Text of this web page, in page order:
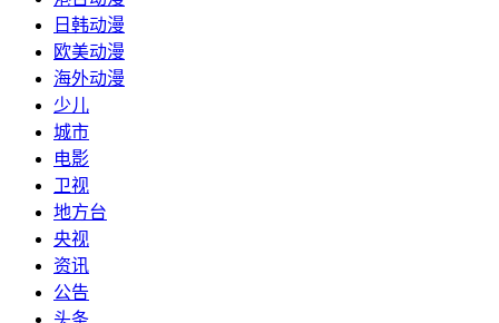
日韩动漫
欧美动漫
海外动漫
少儿
城市
电影
卫视
地方台
央视
资讯
公告
头条